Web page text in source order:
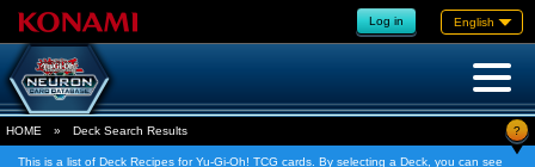
Log in English
HOME » Deck Search Results ?
This is a list of Deck Recipes for Yu-Gi-Oh! TCG cards. By selecting a Deck, you can see